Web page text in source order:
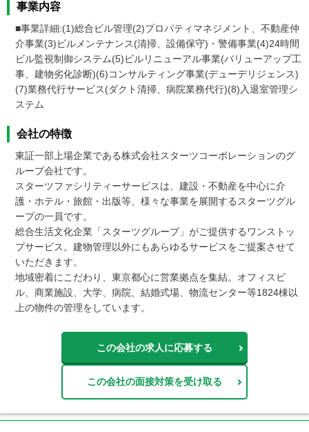
事業内容
■事業詳細:(1)総合ビル管理(2)プロパティマネジメント、不動産仲
介事業(3)ビルメンテナンス(清掃、設備保守)・警備事業(4)24時間
ビル監視制御システム(5)ビルリニューアル事業(バリューアップ工
事、建物劣化診断)(6)コンサルティング事業(デューデリジェンス)
(7)業務代行サービス(ダクト清掃、病院業務代行)(8)入退室管理シ
ステム
会社の特徴
東証一部上場企業である株式会社スターツコーポレーションのグ
ループ会社です。
スターツファシリティーサービスは、建設・不動産を中心に介
護・ホテル・旅館・出版等、様々な事業を展開するスターツグル
ープの一員です。
総合生活文化企業「スターツグループ」がご提供するワンストッ
プサービス。建物管理以外にもあらゆるサービスをご提案させて
いただきます。
地域密着にこだわり、東京都心に営業拠点を集結。オフィスビ
ル、商業施設、大学、病院、結婚式場、物流センター等1824棟以
上の物件の管理をしています。
この会社の求人に応募する
この会社の面接対策を受け取る